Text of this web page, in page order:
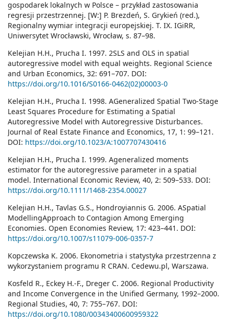
gospodarek lokalnych w Polsce – przykład zastosowania
regresji przestrzennej. [W:] P. Brezdeń, S. Grykień (red.),
Regionalny wymiar integracji europejskiej. T. IX. IGiRR,
Uniwersytet Wrocławski, Wrocław, s. 87–98.
Kelejian H.H., Prucha I. 1997. 2SLS and OLS in spatial
autoregressive model with equal weights. Regional Science
and Urban Economics, 32: 691–707. DOI:
https://doi.org/10.1016/S0166-0462(02)00003-0
Kelejian H.H., Prucha I. 1998. AGeneralized Spatial Two-Stage
Least Squares Procedure for Estimating a Spatial
Autoregressive Model with Autoregressive Disturbances.
Journal of Real Estate Finance and Economics, 17, 1: 99–121.
DOI: https://doi.org/10.1023/A:1007707430416
Kelejian H.H., Prucha I. 1999. Ageneralized moments
estimator for the autoregressive parameter in a spatial
model. International Economic Review, 40, 2: 509–533. DOI:
https://doi.org/10.1111/1468-2354.00027
Kelejian H.H., Tavlas G.S., Hondroyiannis G. 2006. ASpatial
ModellingApproach to Contagion Among Emerging
Economies. Open Economies Review, 17: 423–441. DOI:
https://doi.org/10.1007/s11079-006-0357-7
Kopczewska K. 2006. Ekonometria i statystyka przestrzenna z
wykorzystaniem programu R CRAN. Cedewu.pl, Warszawa.
Kosfeld R., Eckey H.-F., Dreger C. 2006. Regional Productivity
and Income Convergence in the Unified Germany, 1992–2000.
Regional Studies, 40, 7: 755–767. DOI:
https://doi.org/10.1080/00343400600959322